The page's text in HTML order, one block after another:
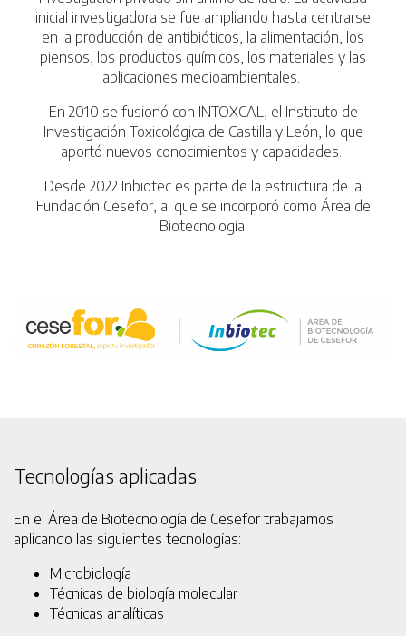
inicial investigadora se fue ampliando hasta centrarse
en la producción de antibióticos, la alimentación, los
piensos, los productos químicos, los materiales y las
aplicaciones medioambientales.
En 2010 se fusionó con INTOXCAL, el Instituto de
Investigación Toxicológica de Castilla y León, lo que
aportó nuevos conocimientos y capacidades.
Desde 2022 Inbiotec es parte de la estructura de la
Fundación Cesefor, al que se incorporó como Área de
Biotecnología.
Tecnologías aplicadas
En el Área de Biotecnología de Cesefor trabajamos
aplicando las siguientes tecnologías:
Microbiología
Técnicas de biología molecular
Técnicas analíticas